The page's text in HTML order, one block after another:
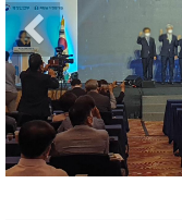
Previous